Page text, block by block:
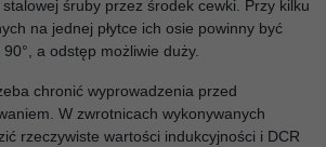
śruby przez środek cewki. Przy kilku
na jednej płytce ich osie powinny być
a odstęp możliwie duży.
chronić wyprowadzenia przed
W zwrotnicach wykonywanych
rzeczywiste wartości indukcyjności i DCR